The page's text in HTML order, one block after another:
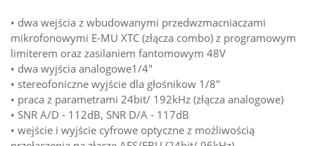
• dwa wejścia z wbudowanymi przedwzmacniaczami
mikrofonowymi E-MU XTC (złącza combo) z programowym
limiterem oraz zasilaniem fantomowym 48V
• dwa wyjścia analogowe1/4"
• stereofoniczne wyjście dla głośnikow 1/8"
• praca z parametrami 24bit/ 192kHz (złącza analogowe)
• SNR A/D - 112dB, SNR D/A - 117dB
• wejście i wyjście cyfrowe optyczne z możliwością